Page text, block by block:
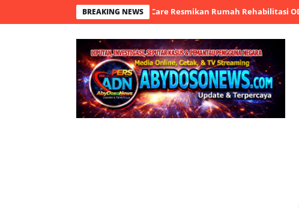
BREAKING NEWS
Yunaniah Human Care Resmikan Rumah Rehabilitasi ODGJ di Lebak